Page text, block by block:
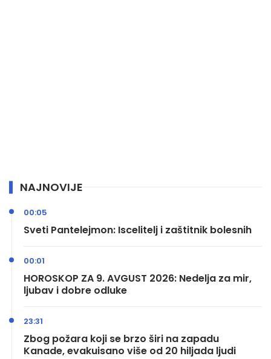
NAJNOVIJE
Sveti Pantelejmon: Iscelitelj i zaštitnik bolesnih
00:05
HOROSKOP ZA 9. AVGUST 2026: Nedelja za mir,
ljubav i dobre odluke
00:01
Zbog požara koji se brzo širi na zapadu
Kanade, evakuisano više od 20 hiljada ljudi
23:31